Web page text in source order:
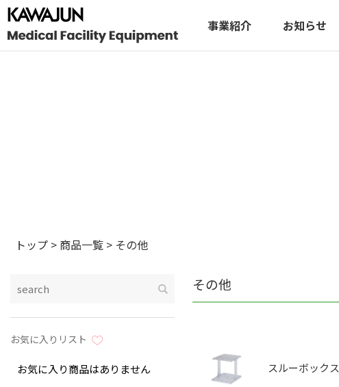
事業紹介 お知らせ
トップ > 商品一覧 > その他
お気に入りリスト
お気に入り商品はありません
その他
スルーボックス